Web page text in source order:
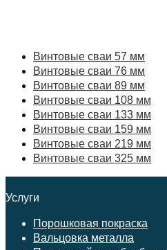
Винтовые сваи 57 мм
Винтовые сваи 76 мм
Винтовые сваи 89 мм
Винтовые сваи 108 мм
Винтовые сваи 133 мм
Винтовые сваи 159 мм
Винтовые сваи 219 мм
Винтовые сваи 325 мм
Услуги
Порошковая покраска
Вальцовка металла